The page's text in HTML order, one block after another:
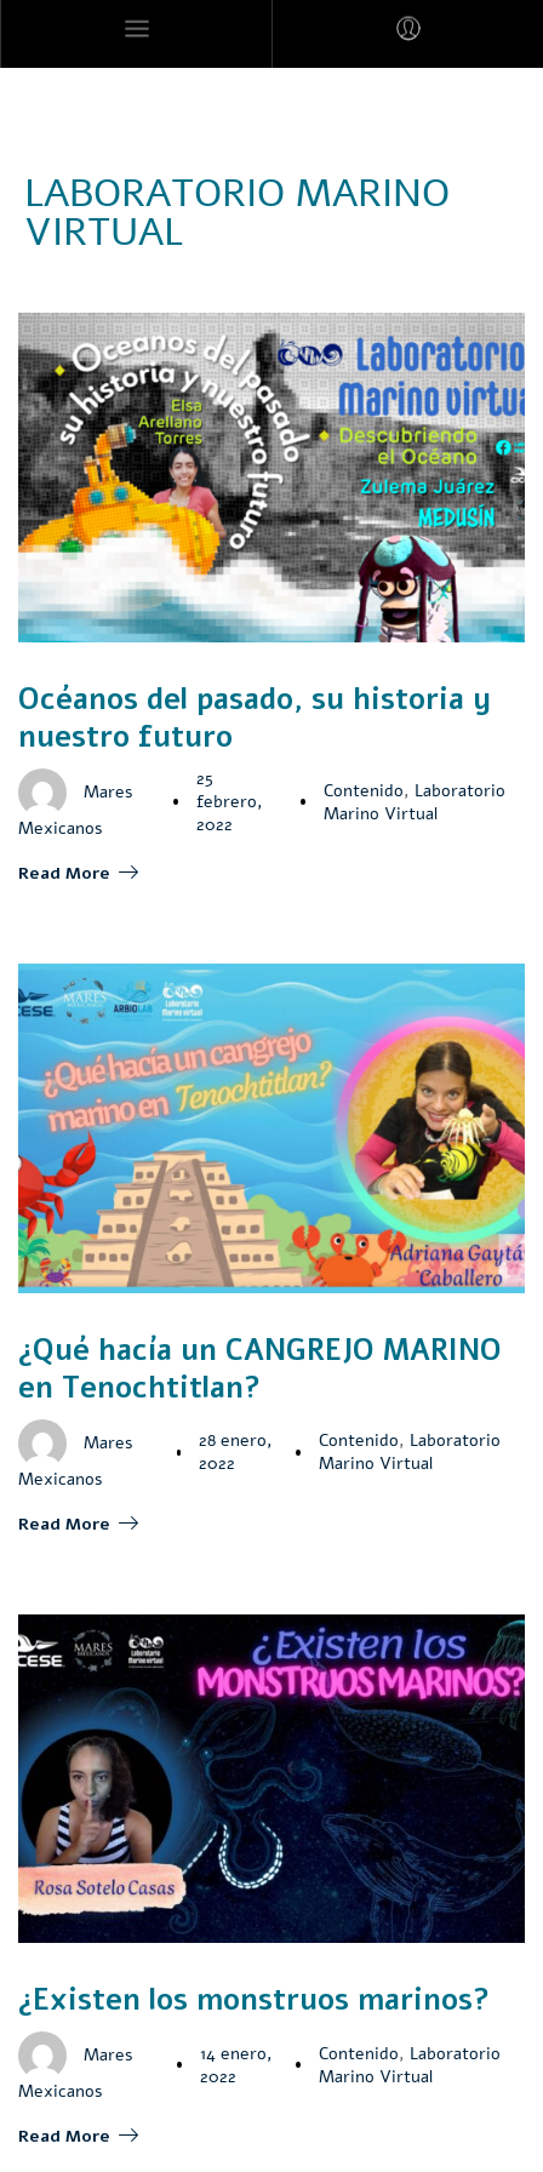
LABORATORIO MARINO
VIRTUAL
Océanos del pasado, su historia y
nuestro futuro
Mares
Mexicanos
25
febrero,
2022
Contenido, Laboratorio
Marino Virtual
Read More
¿Qué hacía un CANGREJO MARINO
en Tenochtitlan?
Mares
Mexicanos
28 enero,
2022
Contenido, Laboratorio
Marino Virtual
Read More
¿Existen los monstruos marinos?
Mares
Mexicanos
14 enero,
2022
Contenido, Laboratorio
Marino Virtual
Read More